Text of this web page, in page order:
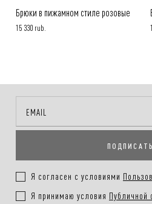
Брюки в пижамном стиле розовые
15 330 rub.
Я согласен с условиями
Я принимаю условия Публичной